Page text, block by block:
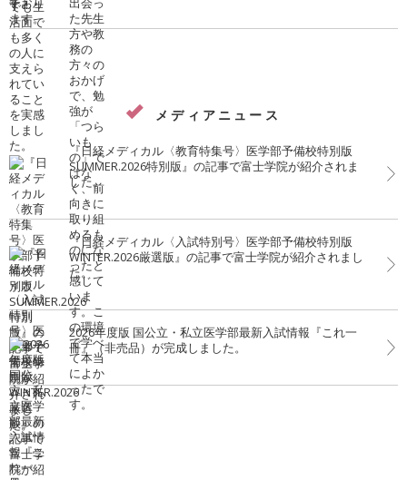
メディアニュース
『日経メディカル〈教育特集号〉医学部予備校特別版
SUMMER.2026特別版』の記事で富士学院が紹介されま
した。
『日経メディカル〈入試特別号〉医学部予備校特別版
WINTER.2026厳選版』の記事で富士学院が紹介されまし
た。
2026年度版 国公立・私立医学部最新入試情報『これ一
冊』（非売品）が完成しました。